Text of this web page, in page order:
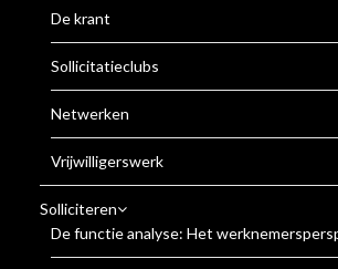
De krant
Sollicitatieclubs
Netwerken
Vrijwilligerswerk
Solliciteren
De functie analyse: Het